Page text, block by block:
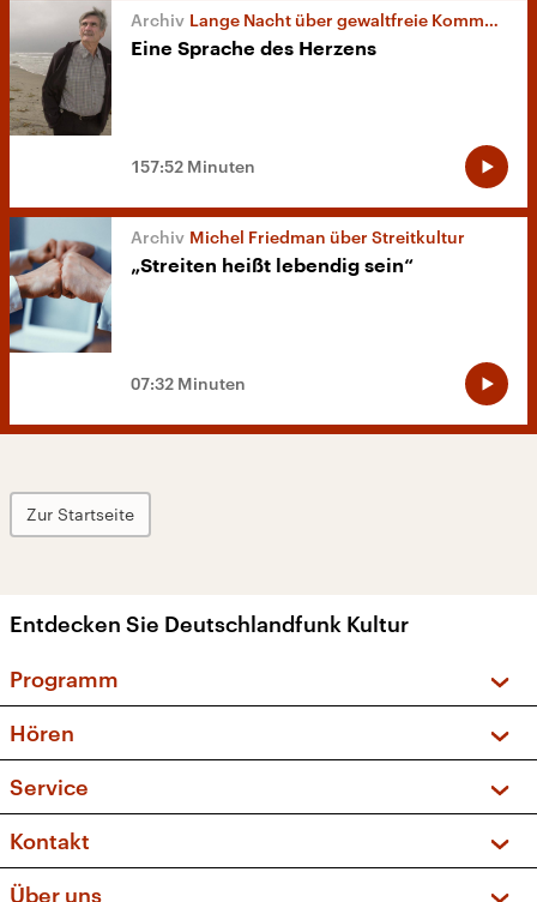
Lange Nacht über gewaltfreie Kommunikation
Eine Sprache des Herzens
157:52 Minuten
Michel Friedman über Streitkultur
„Streiten heißt lebendig sein“
07:32 Minuten
Zur Startseite
Entdecken Sie Deutschlandfunk Kultur
Programm
Sendungen und Podcasts
Musikliste
Kakadu – Das Kinderprogramm
Hören
Frequenzen (UKW + DAB+)
Service
FAQ
Apps
Kontakt
Über uns